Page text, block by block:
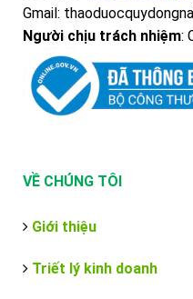
Gmail:
Người chịu trách nhiệm:
VỀ CHÚNG TÔI
Giới thiệu
Triết lý kinh doanh